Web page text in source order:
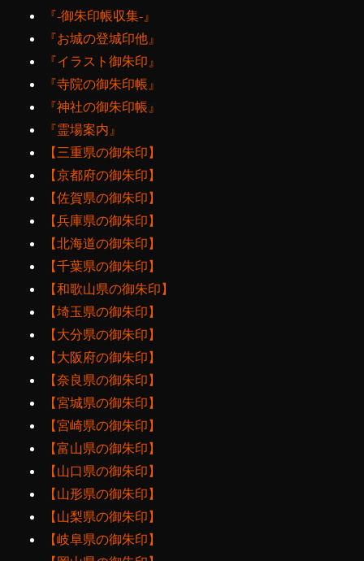
『‐御朱印帳収集‐』
『お城の登城印他』
『イラスト御朱印』
『寺院の御朱印帳』
『神社の御朱印帳』
『霊場案内』
【三重県の御朱印】
【京都府の御朱印】
【佐賀県の御朱印】
【兵庫県の御朱印】
【北海道の御朱印】
【千葉県の御朱印】
【和歌山県の御朱印】
【埼玉県の御朱印】
【大分県の御朱印】
【大阪府の御朱印】
【奈良県の御朱印】
【宮城県の御朱印】
【宮崎県の御朱印】
【富山県の御朱印】
【山口県の御朱印】
【山形県の御朱印】
【山梨県の御朱印】
【岐阜県の御朱印】